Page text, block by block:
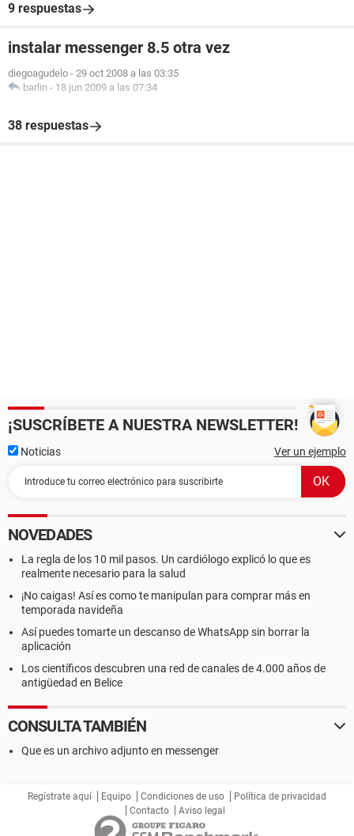
9 respuestas
instalar messenger 8.5 otra vez
diegoagudelo - 29 oct 2008 a las 03:35
barlin - 18 jun 2009 a las 07:34
38 respuestas
¡SUSCRÍBETE A NUESTRA NEWSLETTER!
Noticias Ver un ejemplo
NOVEDADES
La regla de los 10 mil pasos. Un cardiólogo explicó lo que es
realmente necesario para la salud
¡No caigas! Así es como te manipulan para comprar más en
temporada navideña
Así puedes tomarte un descanso de WhatsApp sin borrar la
aplicación
Los científicos descubren una red de canales de 4.000 años de
antigüedad en Belice
CONSULTA TAMBIÉN
Que es un archivo adjunto en messenger
Regístrate aquí Equipo Condiciones de uso
Política de privacidad
Contacto
Aviso legal